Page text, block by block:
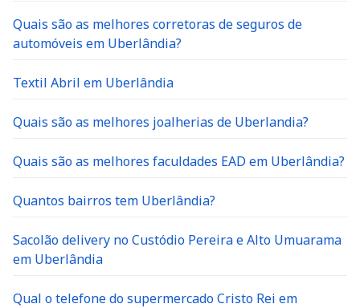
Quais são as melhores corretoras de seguros de
automóveis em Uberlândia?
Textil Abril em Uberlândia
Quais são as melhores joalherias de Uberlandia?
Quais são as melhores faculdades EAD em Uberlândia?
Quantos bairros tem Uberlândia?
Sacolão delivery no Custódio Pereira e Alto Umuarama
em Uberlândia
Qual o telefone do supermercado Cristo Rei em